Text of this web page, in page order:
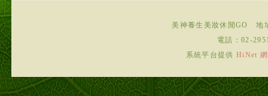
美神養生美妝休閒GO
地
電話： 02-
系統平台提供HiNet